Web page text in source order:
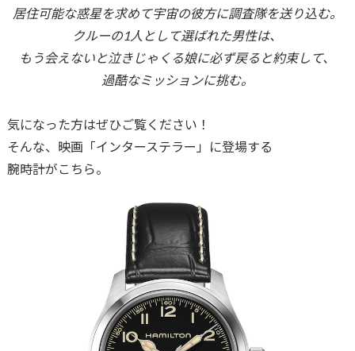
居住可能な惑星を求めて宇宙の彼方に調査隊を送り込む。
クルーの1人として選ばれた男性は、
もう会えないと泣きじゃくる娘に必ず戻ると約束して、
過酷なミッションに挑む。
気になった方はぜひご覧ください！
そんな、映画「インターステラー」に登場する
腕時計がこちら。